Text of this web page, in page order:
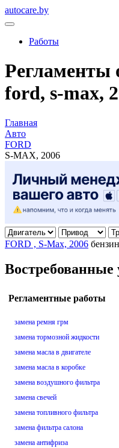
autocare.by
Работы
Регламенты
ford, s-max,
Главная
Авто
FORD
S-MAX, 2006
FORD , S-Max, 2006
Востребованные
Регламентные работы
замена ремня грм
замена тормозной жидкости
замена масла в двигателе
замена масла в коробке
замена воздушного фильтра
замена свечей
замена топливного фильтра
замена фильтра салона
замена антифриза